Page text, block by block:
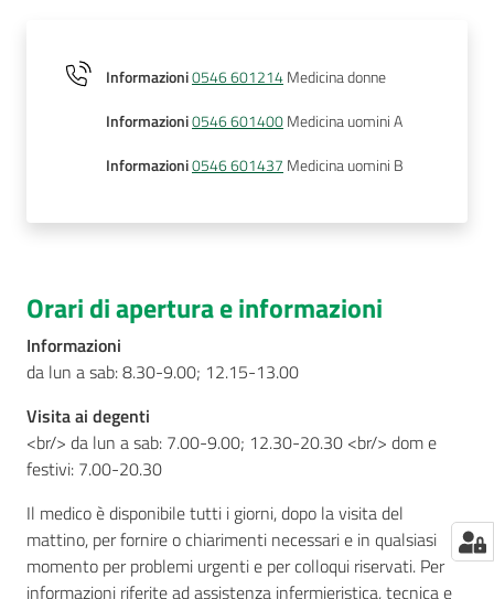
Informazioni0546 601214Medicina donne
Informazioni0546 601400Medicina uomini A
Informazioni0546 601437 Medicina uomini B
Orari di apertura e informazioni
Informazioni
da lun a sab: 8.30-9.00; 12.15-13.00
Visita ai degenti
<br/> da lun a sab: 7.00-9.00; 12.30-20.30 <br/> dom e
festivi: 7.00-20.30
Il medico è disponibile tutti i giorni, dopo la visita del
mattino, per fornire o chiarimenti necessari e in qualsiasi
momento per problemi urgenti e per colloqui riservati. Per
informazioni riferite ad assistenza infermieristica, tecnica e